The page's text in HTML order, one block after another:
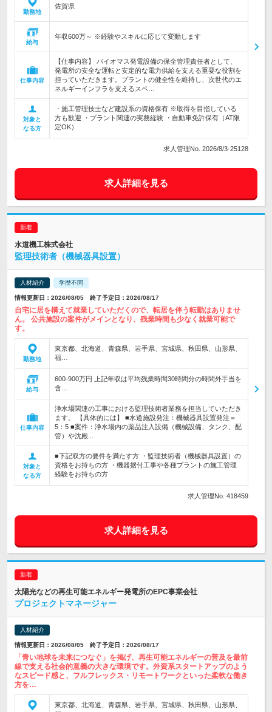
勤務地
佐賀県
給与
年収600万～ ※経験やスキルに応じて変動します
仕事内容
【仕事内容】 バイオマス発電設備の保全管理責任者として、
発電所の安全な運転と安定的な電力供給を支える重要な役割を
担っていただきます。プラントの健全性を維持し、次世代のエ
ネルギーインフラを支えるスペ…
対象と
なる方
・施工管理技士など建設系の資格保有 ※取得を目指している
方も歓迎 ・プラント関連の実務経験 ・自動車免許保有（AT限
定OK）
求人管理No. 2026/8/3-25128
求人詳細を見る
水道機工株式会社
監理技術者（機械器具設置）
人材紹介 学歴不問
情報更新日：2026/08/05 終了予定日：2026/08/17
自宅に居を構えて就業していただくので、転居を伴う転勤はありませ
ん。 公共施設の案件がメインとなり、残業時間も少なく就業可能で
す。
勤務地
東京都、北海道、青森県、岩手県、宮城県、秋田県、山形県、
福…
給与
600-900万円 上記年収は平均残業時間30時間分の時間外手当を
含…
仕事内容
浄水場関連の工事における監理技術者業務を担当していただき
ます。 【具体的には】 ■水道施設発注：機械器具設置発注＝
5：5 ■案件：浄水場内の薬品注入設備（機械設備、タンク、配
管）や沈殿...
対象と
なる方
■下記双方の要件を満たす方 ・監理技術者（機械器具設置）の
資格をお持ちの方 ・機器据付工事や各種プラントの施工管理
経験をお持ちの方
求人管理No. 418459
求人詳細を見る
太陽光などの再生可能エネルギー発電所のEPC事業会社
プロジェクトマネージャー
人材紹介
情報更新日：2026/08/05 終了予定日：2026/08/17
「青い地球を未来につなぐ」を掲げ、再生可能エネルギーの普及を最前
線で支える社会的意義の大きな環境です。外資系スタートアップのよう
なスピード感と、フルフレックス・リモートワークといった柔軟な働き
方を…
東京都、北海道、青森県、岩手県、宮城県、秋田県、山形県、